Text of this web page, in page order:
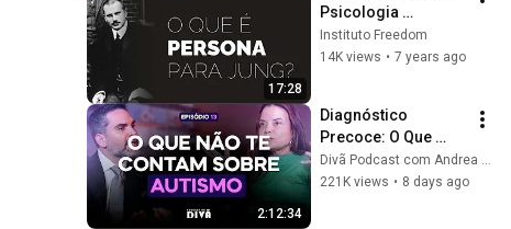
17:28
Psicologia
Analítica? | Instituto
Freedom
Instituto Freedom
14K views • 7 years ago
2:12:34
Diagnóstico
Precoce: O Que
Toda Família
Precisa Saber | Dr.
Divã Podcast com Andrea Vermont
221K views • 8 days ago